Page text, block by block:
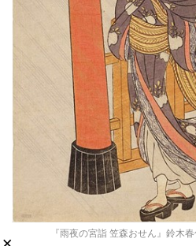
『雨夜の宮詣 笠森おせん』鈴木